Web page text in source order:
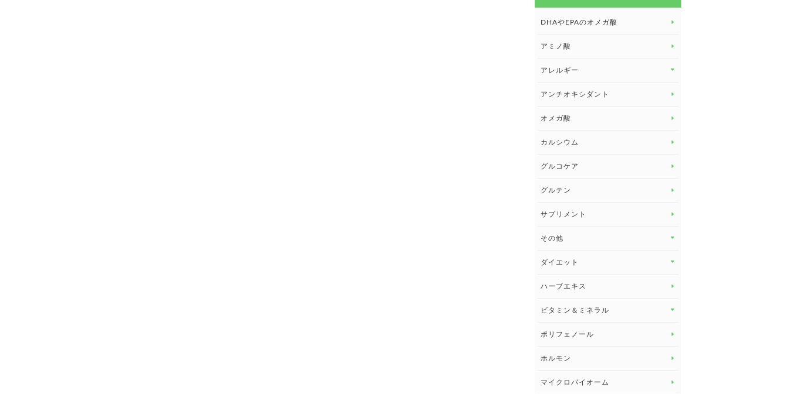
DHAやEPAのオメガ酸
アミノ酸
アレルギー
アレルギー トップ
アンチオキシダント
オメガ酸
カルシウム
グルコケア
グルテン
サプリメント
その他
その他 トップ
健康セミナー
ダイエット
ダイエット トップ
ハーブエキス
ビタミン＆ミネラル
ビタミン＆ミネラル トップ
ポリフェノール
ホルモン
マイクロバイオーム